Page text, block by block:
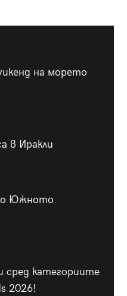
на морето
в Иракли
Южното
сред категориите
2026!